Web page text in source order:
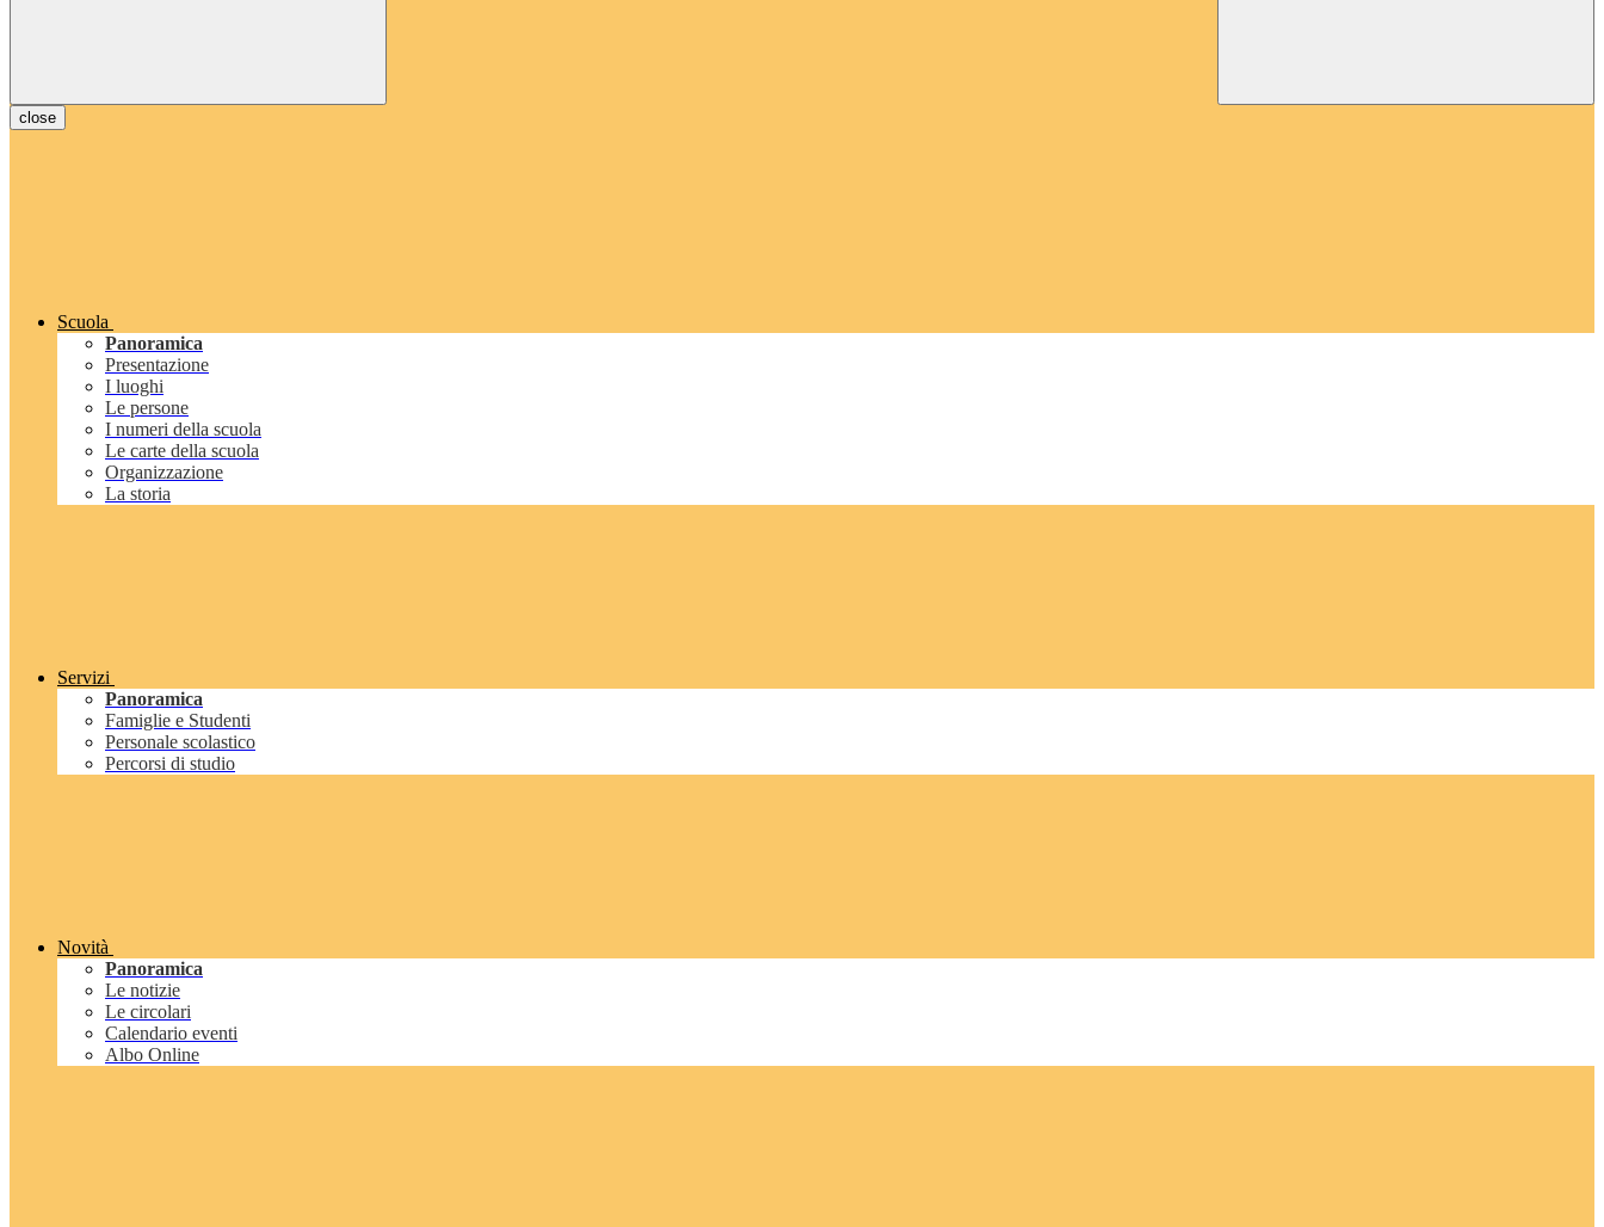
close
Scuola
Panoramica
Presentazione
I luoghi
Le persone
I numeri della scuola
Le carte della scuola
Organizzazione
La storia
Servizi
Panoramica
Famiglie e Studenti
Personale scolastico
Percorsi di studio
Novità
Panoramica
Le notizie
Le circolari
Calendario eventi
Albo Online